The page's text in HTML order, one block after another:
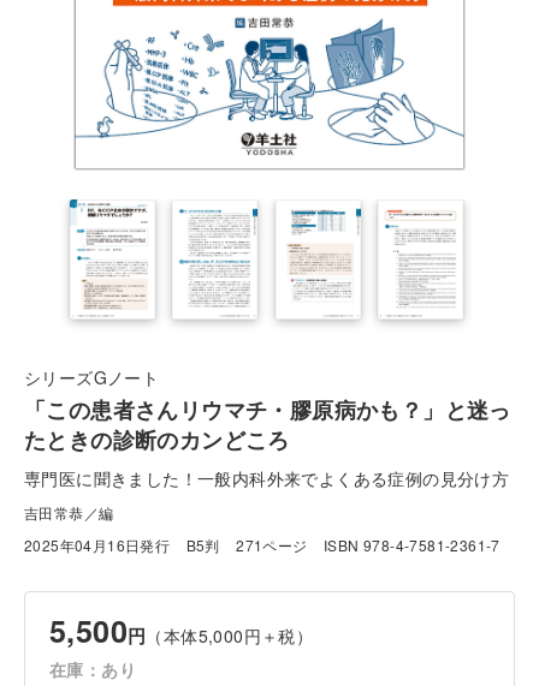
シリーズGノート
「この患者さんリウマチ・膠原病かも？」と迷っ
たときの診断のカンどころ
専門医に聞きました！一般内科外来でよくある症例の見分け方
吉田常恭／編
2025年04月16日発行
B5判 271ページ ISBN 978-4-7581-2361-7
5,500円 （本体5,000円＋税）
在庫：あり